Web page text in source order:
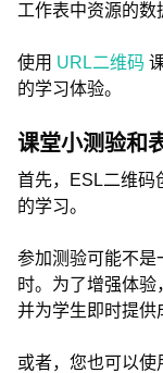
工作表中资源的数
使用 URL二维码
的学习体验。
课堂小测验和
首先，ESL二维码
的学习。
参加测验可能不是
时。为了增强体验
并为学生即时提供
或者，您也可以使